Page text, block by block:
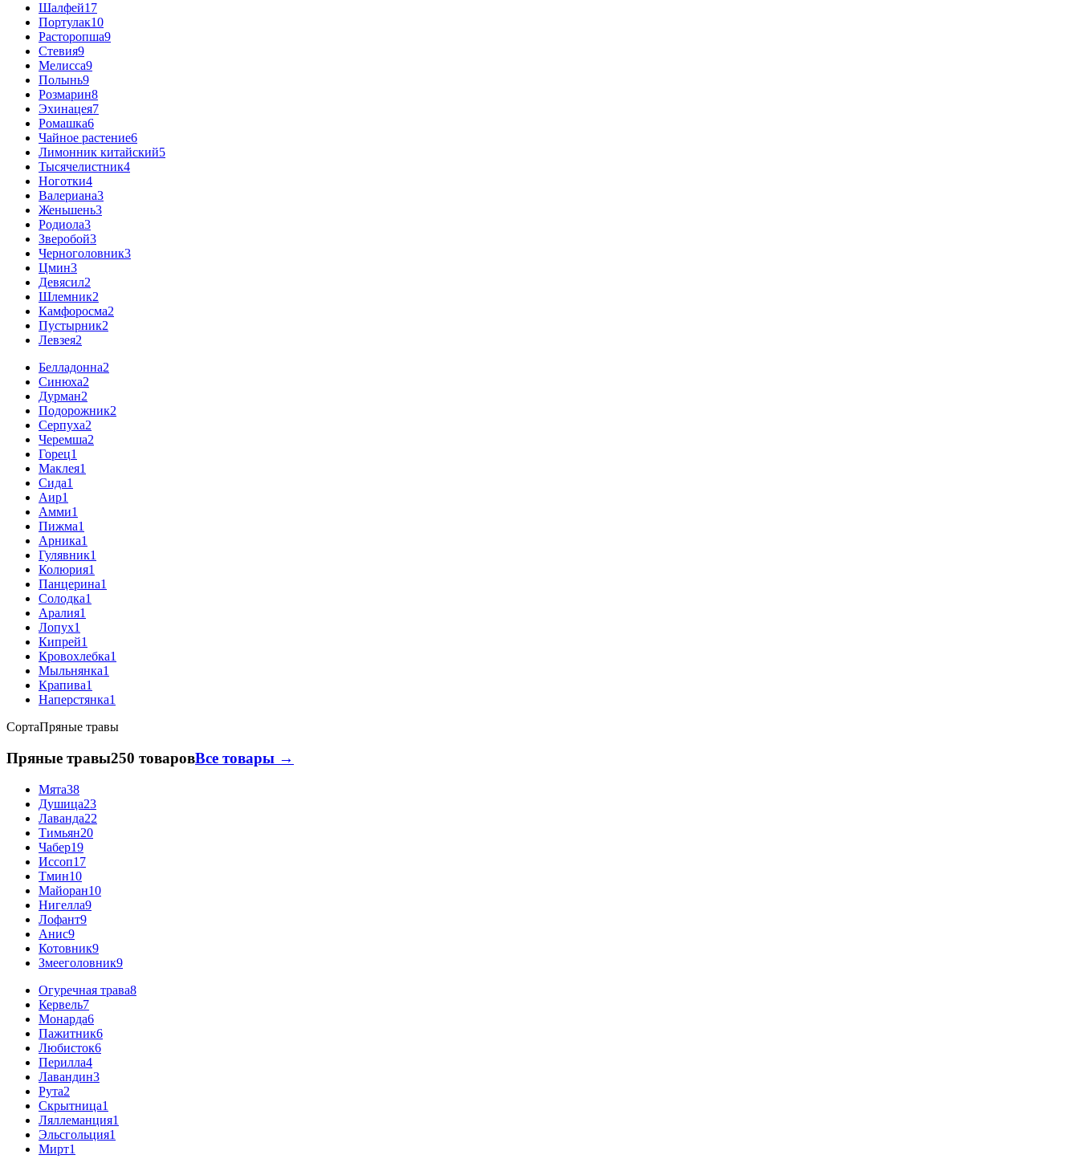
Шалфей17
Портулак10
Расторопша9
Стевия9
Мелисса9
Полынь9
Розмарин8
Эхинацея7
Ромашка6
Чайное растение6
Лимонник китайский5
Тысячелистник4
Ноготки4
Валериана3
Женьшень3
Родиола3
Зверобой3
Черноголовник3
Цмин3
Девясил2
Шлемник2
Камфоросма2
Пустырник2
Левзея2
Белладонна2
Синюха2
Дурман2
Подорожник2
Серпуха2
Черемша2
Горец1
Маклея1
Сида1
Аир1
Амми1
Пижма1
Арника1
Гулявник1
Колюрия1
Панцерина1
Солодка1
Аралия1
Лопух1
Кипрей1
Кровохлебка1
Мыльнянка1
Крапива1
Наперстянка1
СортаПряные травы
Пряные травы250 товаровВсе товары →
Мята38
Душица23
Лаванда22
Тимьян20
Чабер19
Иссоп17
Тмин10
Майоран10
Нигелла9
Лофант9
Анис9
Котовник9
Змееголовник9
Огуречная трава8
Кервель7
Монарда6
Пажитник6
Любисток6
Перилла4
Лавандин3
Рута2
Скрытница1
Ляллеманция1
Эльсгольция1
Мирт1